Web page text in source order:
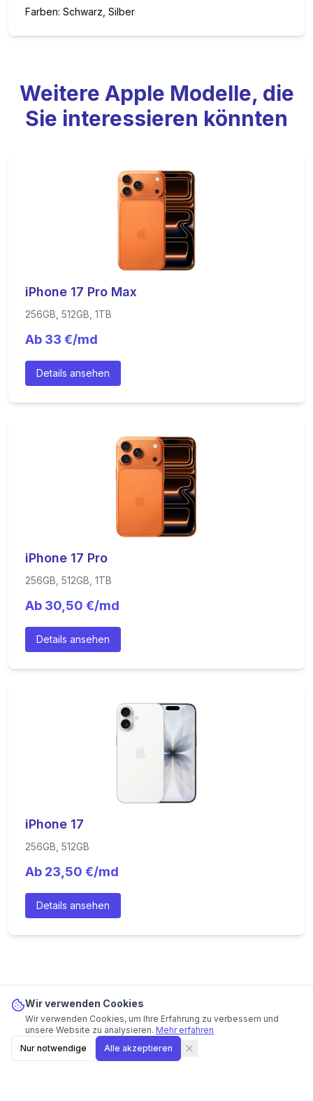
Farben: Schwarz, Silber
Weitere Apple Modelle, die
Sie interessieren könnten
iPhone 17 Pro Max
256GB, 512GB, 1TB
Ab 33 €/md
Details ansehen
iPhone 17 Pro
256GB, 512GB, 1TB
Ab 30,50 €/md
Details ansehen
iPhone 17
256GB, 512GB
Ab 23,50 €/md
Details ansehen
iPhone 17eab16,50€/md
congstar
Angebot ansehen
Wir verwenden Cookies
Wir verwenden Cookies, um Ihre Erfahrung zu verbessern und
unsere Website zu analysieren. Mehr erfahren
Nur notwendige
Alle akzeptieren